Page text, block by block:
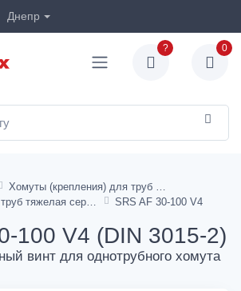
Днепр
? 0
SRS AF 30-100 V4
100 V4 (DIN 3015-2)
винт для однотрубного хомута